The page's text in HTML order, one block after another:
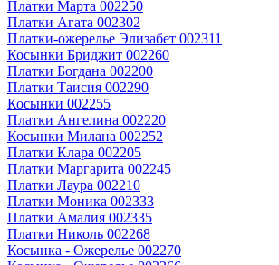
Платки Марта 002250
Платки Агата 002302
Платки-ожерелье Элизабет 002311
Косынки Бриджит 002260
Платки Богдана 002200
Платки Таисия 002290
Косынки 002255
Платки Ангелина 002220
Косынки Милана 002252
Платки Клара 002205
Платки Маргарита 002245
Платки Лаура 002210
Платки Моника 002333
Платки Амалия 002335
Платки Николь 002268
Косынка - Ожерелье 002270